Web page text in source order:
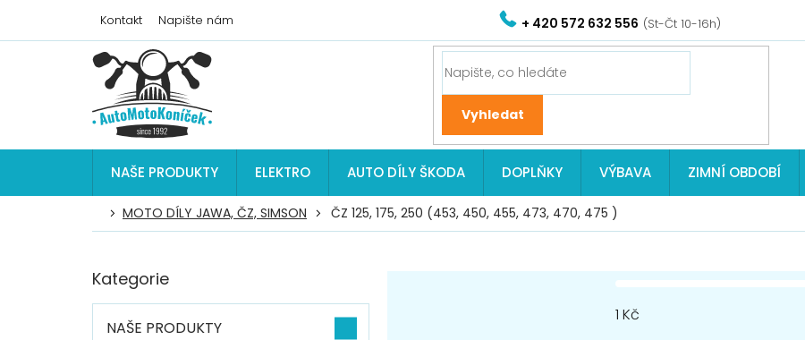
obsah
+ 420 572 632 556
Kontakt Napište nám
NAŠE PRODUKTY ELEKTRO AUTO DÍLY ŠKODA DOPLŇKY VÝBAVA ZIMNÍ OBDOBÍ
MOTO DÍLY JAWA, ČZ, SIMSON ČZ 125, 175, 250 (453, 450, 455, 473, 470, 475 )
o
s
Přeskočit
kategorie
Kategorie
NAŠE PRODUKTY
1 Kč